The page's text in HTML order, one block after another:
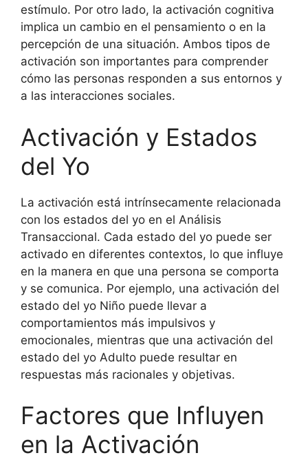
estímulo. Por otro lado, la activación cognitiva
implica un cambio en el pensamiento o en la
percepción de una situación. Ambos tipos de
activación son importantes para comprender
cómo las personas responden a sus entornos y
a las interacciones sociales.
Activación y Estados
del Yo
La activación está intrínsecamente relacionada
con los estados del yo en el Análisis
Transaccional. Cada estado del yo puede ser
activado en diferentes contextos, lo que influye
en la manera en que una persona se comporta
y se comunica. Por ejemplo, una activación del
estado del yo Niño puede llevar a
comportamientos más impulsivos y
emocionales, mientras que una activación del
estado del yo Adulto puede resultar en
respuestas más racionales y objetivas.
Factores que Influyen
en la Activación